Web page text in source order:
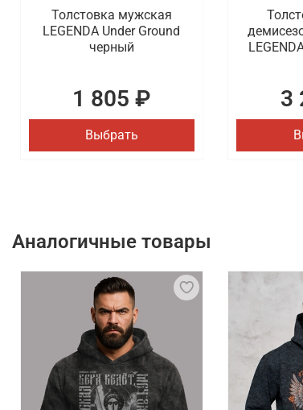
Толстовка мужская
LEGENDA Under Ground
черный
1 805 ₽
Выбрать
3
Аналогичные товары